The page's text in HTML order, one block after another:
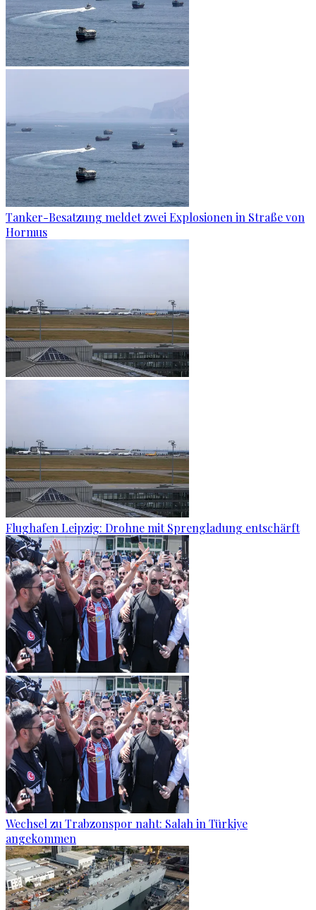
Tanker-Besatzung meldet zwei Explosionen in Straße von
Hormus
Flughafen Leipzig: Drohne mit Sprengladung entschärft
Wechsel zu Trabzonspor naht: Salah in Türkiye
angekommen